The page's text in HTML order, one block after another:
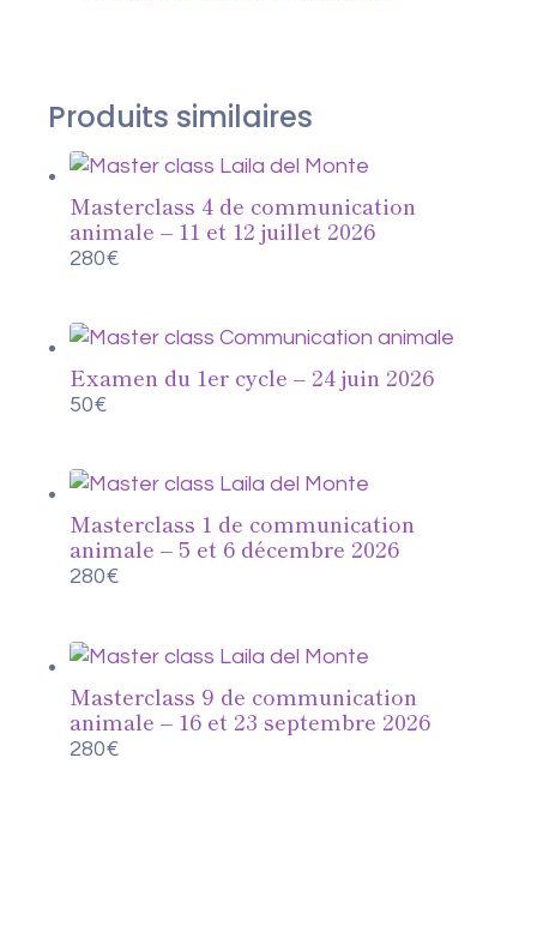
Produits similaires
Masterclass 4 de communication
animale – 11 et 12 juillet 2026
280€
Examen du 1er cycle – 24 juin 2026
50€
Masterclass 1 de communication
animale – 5 et 6 décembre 2026
280€
Masterclass 9 de communication
animale – 16 et 23 septembre 2026
280€